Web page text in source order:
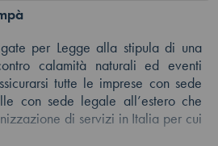
per Legge alla stipula di una
calamità naturali ed eventi
tutte le imprese con sede
con sede legale all’estero che
di servizi in Italia per cui